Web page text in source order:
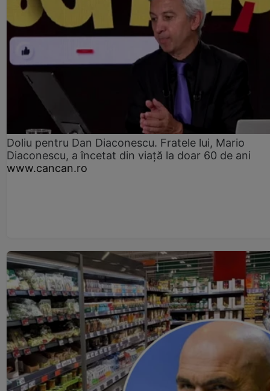
Doliu pentru Dan Diaconescu. Fratele lui, Mario
Diaconescu, a încetat din viață la doar 60 de ani
www.cancan.ro